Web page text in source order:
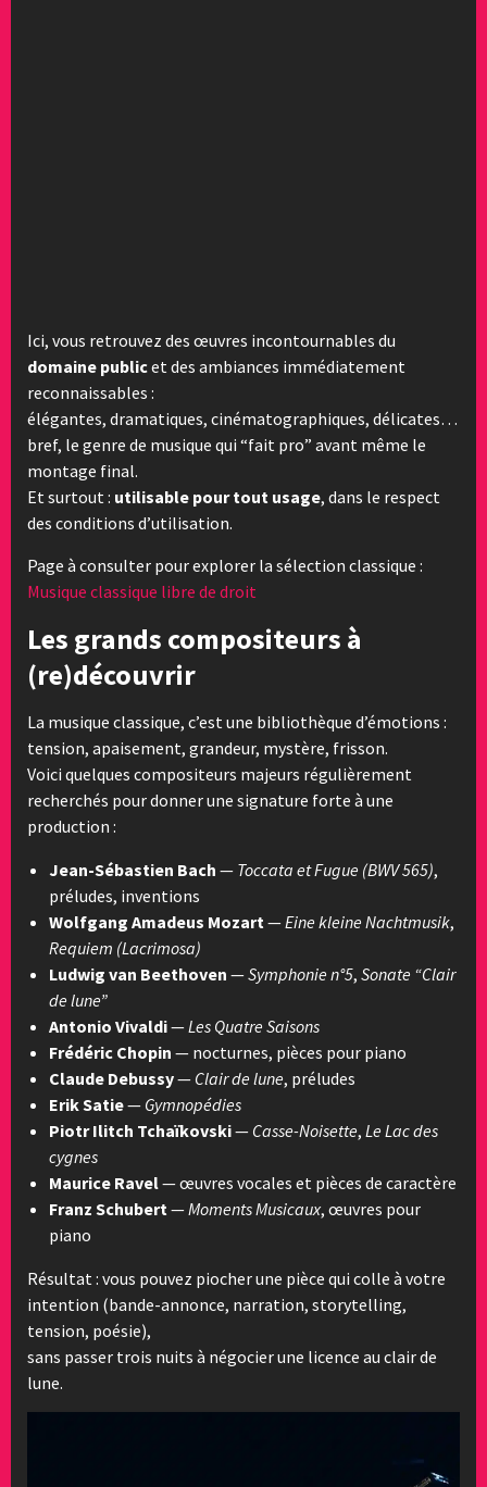
Ici, vous retrouvez des œuvres incontournables du
domaine publicet des ambiances immédiatement
reconnaissables :
élégantes, dramatiques, cinématographiques, délicates…
bref, le genre de musique qui “fait pro” avant même le
montage final.
Et surtout : utilisable pour tout usage, dans le respect
des conditions d’utilisation.
Page à consulter pour explorer la sélection classique :
Musique classique libre de droit
Les grands compositeurs à
(re)découvrir
La musique classique, c’est une bibliothèque d’émotions :
tension, apaisement, grandeur, mystère, frisson.
Voici quelques compositeurs majeurs régulièrement
recherchés pour donner une signature forte à une
production :
Jean-Sébastien Bach — Toccata et Fugue (BWV 565),
préludes, inventions
Wolfgang Amadeus Mozart —Eine kleine Nachtmusik,
Requiem (Lacrimosa)
Ludwig van Beethoven —Symphonie n°5, Sonate “Clair
de lune”
Antonio Vivaldi—Les Quatre Saisons
Frédéric Chopin — nocturnes, pièces pour piano
Claude Debussy— Clair de lune, préludes
Erik Satie— Gymnopédies
Piotr Ilitch Tchaïkovski— Casse-Noisette, Le Lac des
cygnes
Maurice Ravel— œuvres vocales et pièces de caractère
Franz Schubert —Moments Musicaux, œuvres pour
piano
Résultat : vous pouvez piocher une pièce qui colle à votre
intention (bande-annonce, narration, storytelling,
tension, poésie),
sans passer trois nuits à négocier une licence au clair de
lune.